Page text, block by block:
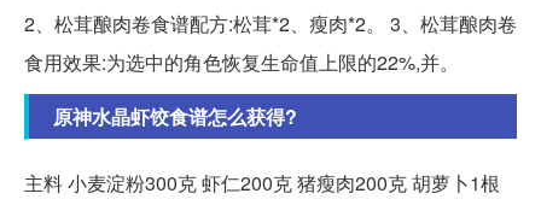
2、松茸酿肉卷食谱配方:松茸*2、瘦肉*2。 3、松茸酿肉卷
食用效果:为选中的角色恢复生命值上限的22%,并。
原神水晶虾饺食谱怎么获得?
主料 小麦淀粉300克 虾仁200克 猪瘦肉200克 胡萝卜1根